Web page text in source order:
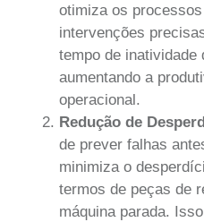
otimiza os
intervenções
tempo de inatividade
aumentando a
operacional.
Redução de
de prever falhas
minimiza o
termos de peças de
máquina parada.